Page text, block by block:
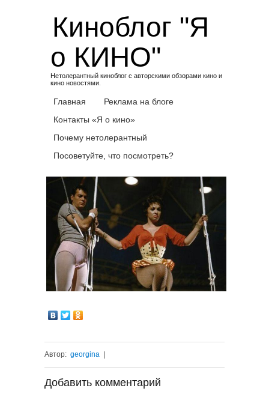
Киноблог "Я
о КИНО"
Нетолерантный киноблог с авторскими обзорами кино и
кино новостями.
Главная
Реклама на блоге
Контакты «Я о кино»
Почему нетолерантный
Посоветуйте, что посмотреть?
Автор: georgina
Добавить комментарий